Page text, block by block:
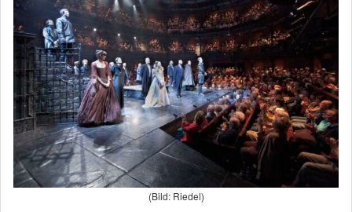
(Bild: Riedel)